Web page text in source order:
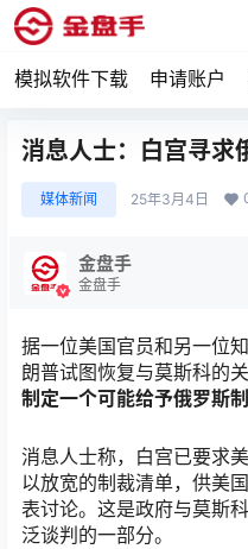
模拟软件下载 申请账户
消息人士：白宫寻求
媒体新闻 25年3月4日
金盘手
金盘手
据一位美国官员和另一位
朗普试图恢复与莫斯科的
制定一个可能给予俄罗斯
消息人士称，白宫已要求
以放宽的制裁清单，供美
表讨论。这是政府与莫斯
泛谈判的一部分。